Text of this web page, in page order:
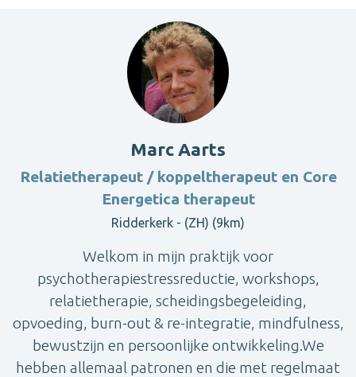
Marc Aarts
Relatietherapeut / koppeltherapeut en Core
Energetica therapeut
Ridderkerk - (ZH) (9km)
Welkom in mijn praktijk voor
psychotherapiestressreductie, workshops,
relatietherapie, scheidingsbegeleiding,
opvoeding, burn-out & re-integratie, mindfulness,
bewustzijn en persoonlijke ontwikkeling.We
hebben allemaal patronen en die met regelmaat